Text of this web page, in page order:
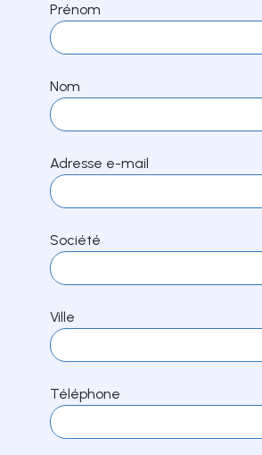
Prénom
Nom
Adresse e-mail
Société
Ville
Téléphone